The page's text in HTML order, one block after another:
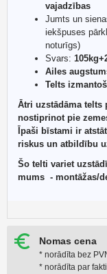
Nomas cena
* norādīta bez
* norādīta par
vajadzības
Jumts un
iekšpuses
noturīgs)
Svars:
Ailes
Telts
Ātri uzstādāma telts
nostiprinot pie
Īpaši bīstami ir
riskus un atbildību
Šo telti variet
mums - montāžas/